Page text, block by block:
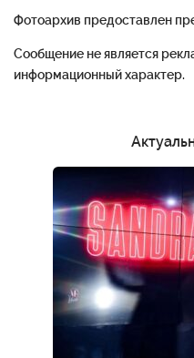
Фотоархив предоставлен
Сообщение не является
информационный характер.